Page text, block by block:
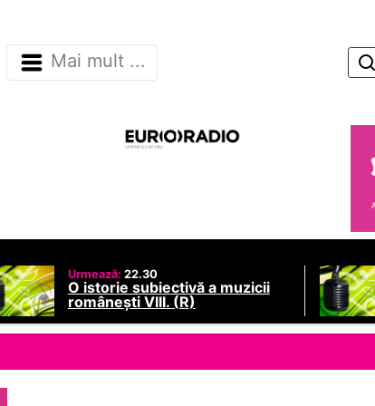
Mai mult ...
Urmează: 22.30
O istorie subiectivă a muzicii
românești VIII. (R)